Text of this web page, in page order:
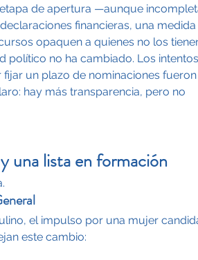
de apertura —aunque
financieras, una
opaquen a quienes no los
político no ha cambiado. Los
un plazo de nominaciones
hay más transparencia, pero no
una lista en formación
el impulso por una mujer
este cambio: